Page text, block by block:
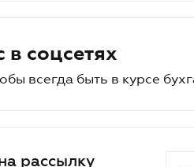
в соцсетях
всегда быть в курсе
рассылку